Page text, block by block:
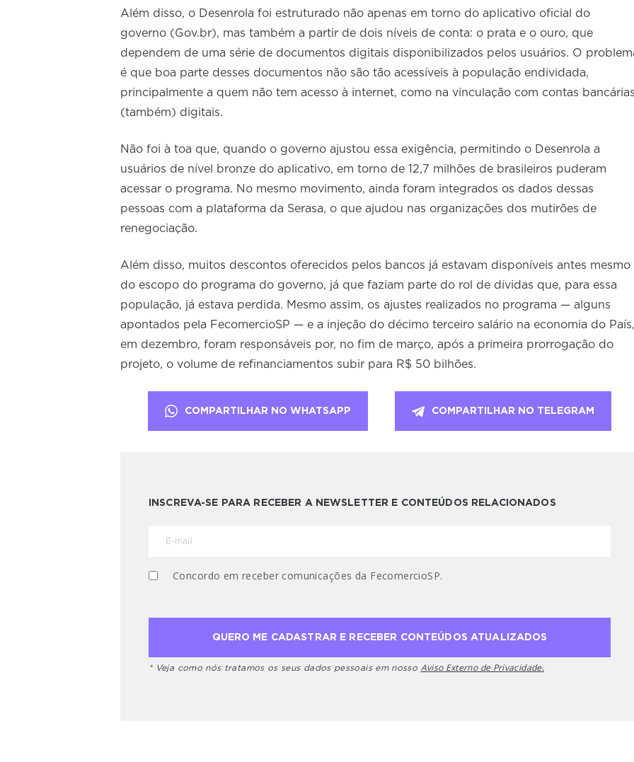
Além disso, o Desenrola foi estruturado não apenas em torno do aplicativo oficial do
governo (Gov.br), mas também a partir de dois níveis de conta: o prata e o ouro, que
dependem de uma série de documentos digitais disponibilizados pelos usuários. O
é que boa parte desses documentos não são tão acessíveis à população endividada,
principalmente a quem não tem acesso à internet, como na vinculação com contas bancárias
(também) digitais.
Não foi à toa que, quando o governo ajustou essa exigência, permitindo o Desenrola a
usuários de nível bronze do aplicativo, em torno de 12,7 milhões de brasileiros puderam
acessar o programa. No mesmo movimento, ainda foram integrados os dados dessas
pessoas com a plataforma da Serasa, o que ajudou nas organizações dos mutirões de
renegociação.
Além disso, muitos descontos oferecidos pelos bancos já estavam disponíveis antes mesmo
do escopo do programa do governo, já que faziam parte do rol de dívidas que, para essa
população, já estava perdida. Mesmo assim, os ajustes realizados no programa — alguns
apontados pela FecomercioSP — e a injeção do décimo terceiro salário na economia do País,
em dezembro, foram responsáveis por, no fim de março, após a primeira prorrogação do
projeto, o volume de refinanciamentos subir para R$ 50 bilhões.
COMPARTILHAR NO WHATSAPP COMPARTILHAR NO TELEGRAM
INSCREVA-SE PARA RECEBER A NEWSLETTER E CONTEÚDOS RELACIONADOS
Concordo em receber comunicações da FecomercioSP.
* Veja como nós tratamos os seus dados pessoais em nosso Aviso Externo de Privacidade.